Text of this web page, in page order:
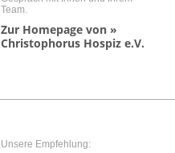
Team.
Zur Homepage von »
Christophorus Hospiz e.V.
Unsere Empfehlung: